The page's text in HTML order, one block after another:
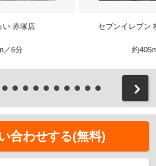
い 赤塚店
／6分
セブンイレブン
約
合わせする(無料)